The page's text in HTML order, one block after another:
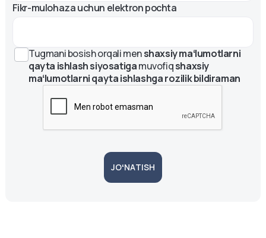
Fikr-mulohaza uchun elektron pochta
Tugmani bosish orqali menshaxsiy maʻlumotlarni
qayta ishlash siyosatigamuvofiqshaxsiy
maʻlumotlarni qayta ishlashga rozilik bildiraman
JOʻNATISH